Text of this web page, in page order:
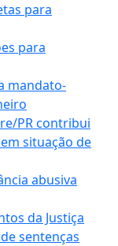
para
para
mandato-
PR contribui
situação de
abusiva
da Justiça
sentenças